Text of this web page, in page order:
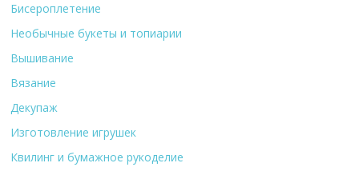
Бисероплетение
Необычные букеты и топиарии
Вышивание
Вязание
Декупаж
Изготовление игрушек
Квилинг и бумажное рукоделие